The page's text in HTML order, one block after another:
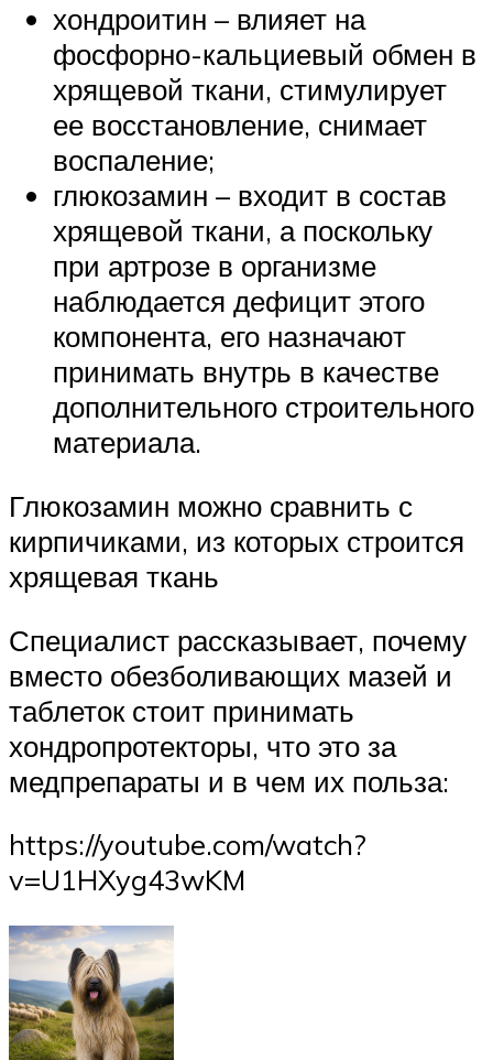
хондроитин – влияет на
фосфорно-кальциевый обмен в
хрящевой ткани, стимулирует
ее восстановление, снимает
воспаление;
глюкозамин – входит в состав
хрящевой ткани, а поскольку
при артрозе в организме
наблюдается дефицит этого
компонента, его назначают
принимать внутрь в качестве
дополнительного строительного
материала.
Глюкозамин можно сравнить с
кирпичиками, из которых строится
хрящевая ткань
Специалист рассказывает, почему
вместо обезболивающих мазей и
таблеток стоит принимать
хондропротекторы, что это за
медпрепараты и в чем их польза:
https://youtube.com/watch?
v=U1HXyg43wKM